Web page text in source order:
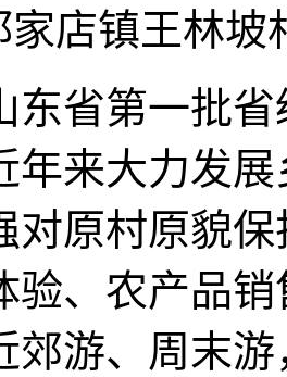
家店镇王林坡
省第一批省
年来大力发
对原村原貌
验、农产品
郊游、周末